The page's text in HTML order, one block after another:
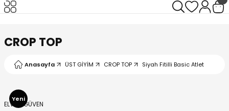
CROP TOP
Anasayfa ÜST GİYİM CROP TOP Siyah Fitilli Basic Atlet
Yeni
ELVAN GÜVEN
Geri Dön
Geri Dön
Geri Dön
Geri Dön